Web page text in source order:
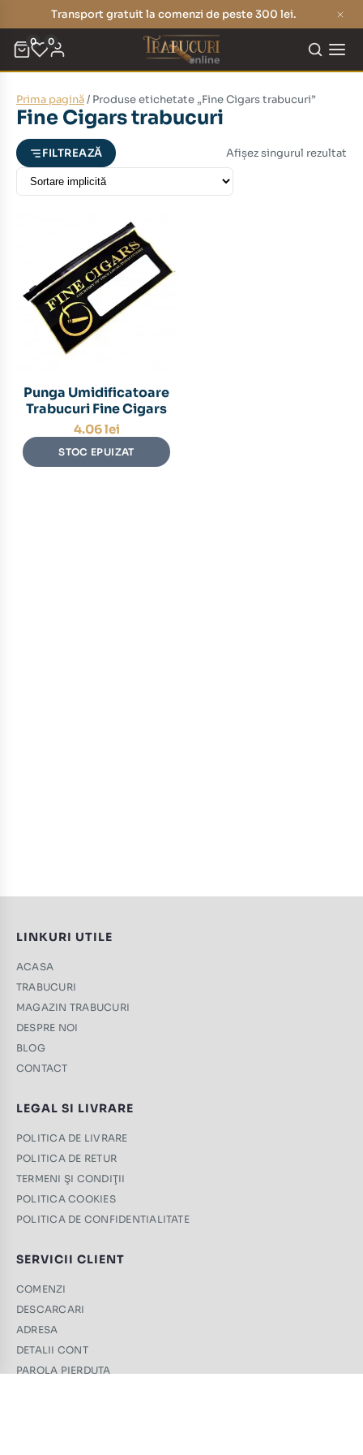
Transport gratuit la comenzi de peste 300 lei.
0 0
Prima pagină/ Produse etichetate „Fine Cigars trabucuri”
Fine Cigars trabucuri
FILTREAZĂ Afișez singurul rezultat
Punga Umidificatoare
Trabucuri Fine Cigars
4.06lei
STOC EPUIZAT
LINKURI UTILE
ACASA
TRABUCURI
MAGAZIN TRABUCURI
DESPRE NOI
BLOG
CONTACT
LEGAL SI LIVRARE
POLITICA DE LIVRARE
POLITICA DE RETUR
TERMENI ŞI CONDIŢII
POLITICA COOKIES
POLITICA DE CONFIDENTIALITATE
SERVICII CLIENT
COMENZI
DESCARCARI
ADRESA
DETALII CONT
PAROLA PIERDUTA